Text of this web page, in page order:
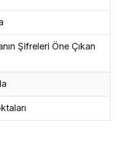
Şifreleri Öne Çıkan